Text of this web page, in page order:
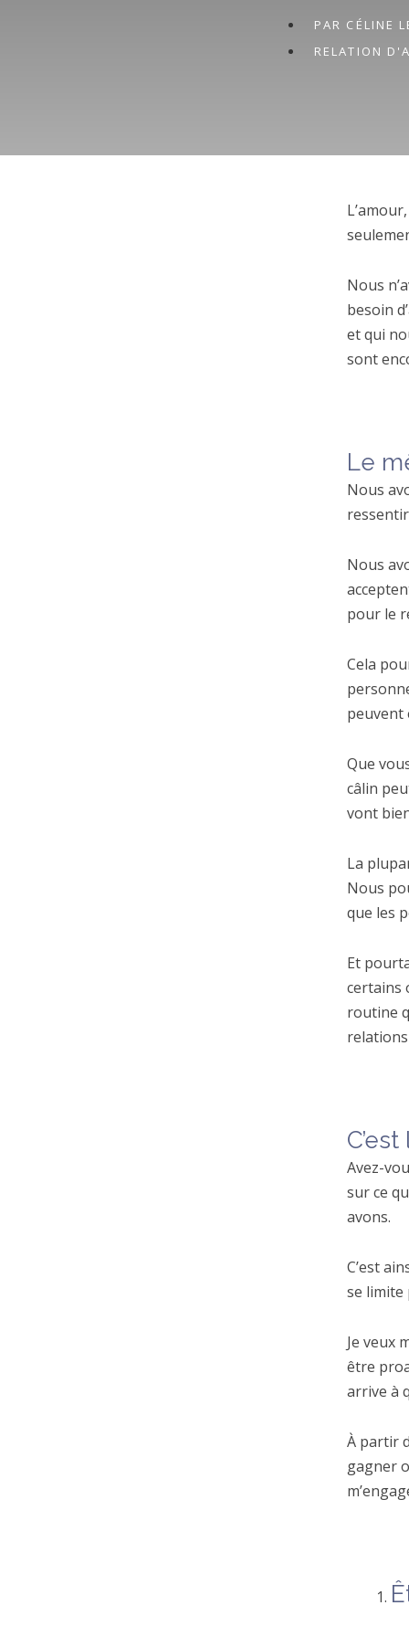
PAR CÉLINE
RELATION
Nous
besoin
et qui
sont
Le
Nous
Nous
pour le
Cela
peuvent
Que
câlin
vont
La
Nous
que les
Et
certains
routine
Avez-
sur ce
avons.
C’est
se limite
Je veux
être
arrive à
À partir
gagner